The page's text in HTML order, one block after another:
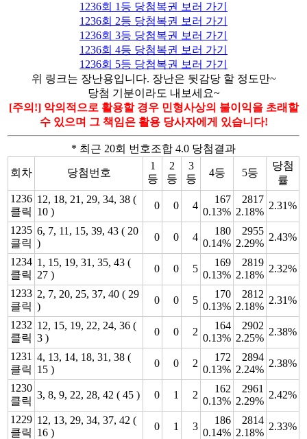
1236회 1등 당첨복권 보러 가기
1236회 2등 당첨복권 보러 가기
1236회 3등 당첨복권 보러 가기
1236회 4등 당첨복권 보러 가기
1236회 5등 당첨복권 보러 가기
위 링크는 장난용입니다. 장난은 뒷감당 할 정도만~
당첨 기분이라도 내보세요~
[주의!] 악의적으로 활용할 경우 민형사상의 불이익을 초래할
수 있으며 그 책임은 활용 당사자에게 있습니다!
* 최근 20회 번호조합 4.0 당첨결과
회차 당첨번호
1
등
2
등
3
등
4등 5등
당첨
률
1236
클릭
12, 18, 21, 29, 34, 38 (
10 )
0 0 4
167
0.13%
2817
2.18%
2.31%
1235
클릭
6, 7, 11, 15, 39, 43 ( 20
)
0 0 4
180
0.14%
2955
2.29%
2.43%
1234
클릭
1, 15, 19, 31, 35, 43 (
27 )
0 0 5
169
0.13%
2819
2.18%
2.32%
1233
클릭
2, 7, 20, 25, 37, 40 ( 29
)
0 0 5
170
0.13%
2812
2.18%
2.31%
1232
클릭
12, 15, 19, 22, 24, 36 (
3 )
0 0 2
164
0.13%
2902
2.25%
2.38%
1231
클릭
4, 13, 14, 18, 31, 38 (
15 )
0 0 2
172
0.13%
2894
2.24%
2.38%
1230
클릭
3, 8, 9, 22, 28, 42 ( 45 ) 0 1 2
162
0.13%
2961
2.29%
2.42%
1229
클릭
12, 13, 29, 34, 37, 42 (
16 )
0 1 3
186
0.14%
2814
2.18%
2.33%